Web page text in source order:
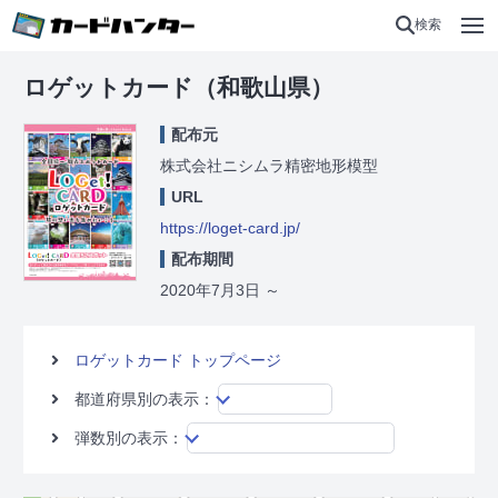
検索
ロゲットカード（和歌山県）
配布元
株式会社ニシムラ精密地形模型
URL
https://loget-card.jp/
配布期間
2020年7月3日 ～
ロゲットカード トップページ
都道府県別の表示：
弾数別の表示：